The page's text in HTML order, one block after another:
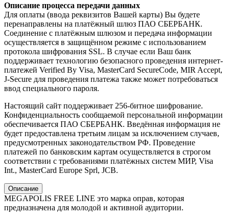
Описание процесса передачи данных
Для оплаты (ввода реквизитов Вашей карты) Вы будете
перенаправлены на платёжный шлюз ПАО СБЕРБАНК.
Соединение с платёжным шлюзом и передача информации
осуществляется в защищённом режиме с использованием
протокола шифрования SSL. В случае если Ваш банк
поддерживает технологию безопасного проведения интернет-
платежей Verified By Visa, MasterCard SecureCode, MIR Accept,
J-Secure для проведения платежа также может потребоваться
ввод специального пароля.
Настоящий сайт поддерживает 256-битное шифрование.
Конфиденциальность сообщаемой персональной информации
обеспечивается ПАО СБЕРБАНК. Введённая информация не
будет предоставлена третьим лицам за исключением случаев,
предусмотренных законодательством РФ. Проведение
платежей по банковским картам осуществляется в строгом
соответствии с требованиями платёжных систем МИР, Visa
Int., MasterCard Europe Sprl, JCB.
Описание
MEGAPOLIS FREE LINE это марка оправ, которая
предназначена для молодой и активной аудитории.